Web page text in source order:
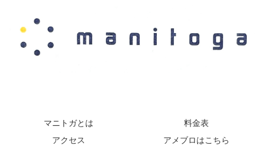
マニトガとは
料金表
アクセス
アメブロはこちら